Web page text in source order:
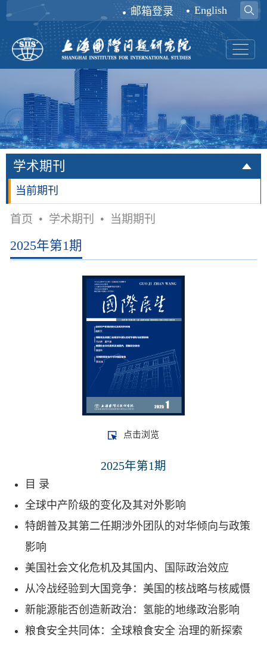
邮箱登录 English
学术期刊
当前期刊
首页 • 学术期刊 • 当期期刊
2025年第1期
点击浏览
2025年第1期
目 录
全球中产阶级的变化及其对外影响
特朗普及其第二任期涉外团队的对华倾向与政策
影响
美国社会文化危机及其国内、国际政治效应
从冷战经验到大国竞争：美国的核战略与核威慑
新能源能否创造新政治：氢能的地缘政治影响
粮食安全共同体：全球粮食安全 治理的新探索